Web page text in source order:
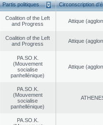
Partis politiques Circonscription
Coalition of the Left
and Progress
Αttique
Coalition of the Left
and Progress
Αttique
PA.SO.K.
(Mouvement
socialise
panhellénique)
Αttique
PA.SO.K.
(Mouvement
socialise
panhellénique)
PA.SO.K.